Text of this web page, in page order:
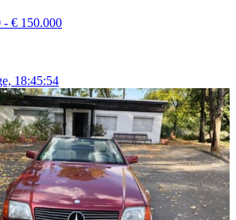
- € 150.000
18:45:54